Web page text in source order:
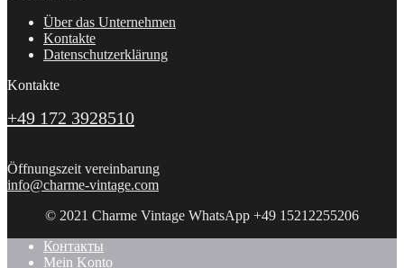
Über das Unternehmen
Kontakte
Datenschutzerklärung
Kontakte
+49 172 3928510
Öffnungszeit vereinbarung
info@charme-vintage.com
© 2021 Charme Vintage WhatsApp +49 15212255206
Контакты
Mein Konto